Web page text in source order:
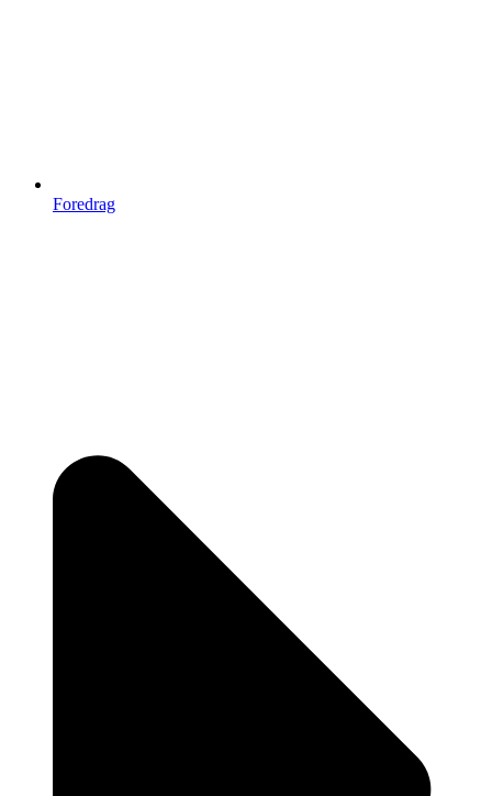
Foredrag